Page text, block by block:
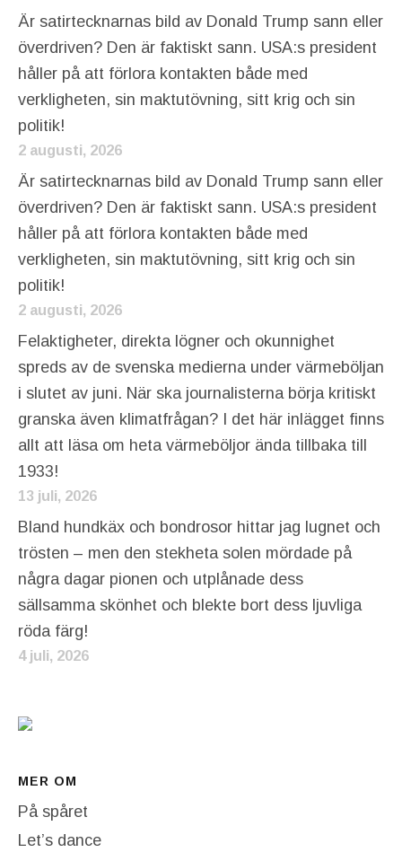
Är satirtecknarnas bild av Donald Trump sann eller
överdriven? Den är faktiskt sann. USA:s president
håller på att förlora kontakten både med
verkligheten, sin maktutövning, sitt krig och sin
politik!
2 augusti, 2026
Är satirtecknarnas bild av Donald Trump sann eller
överdriven? Den är faktiskt sann. USA:s president
håller på att förlora kontakten både med
verkligheten, sin maktutövning, sitt krig och sin
politik!
2 augusti, 2026
Felaktigheter, direkta lögner och okunnighet
spreds av de svenska medierna under värmeböljan
i slutet av juni. När ska journalisterna börja kritiskt
granska även klimatfrågan? I det här inlägget finns
allt att läsa om heta värmeböljor ända tillbaka till
1933!
13 juli, 2026
Bland hundkäx och bondrosor hittar jag lugnet och
trösten – men den stekheta solen mördade på
några dagar pionen och utplånade dess
sällsamma skönhet och blekte bort dess ljuvliga
röda färg!
4 juli, 2026
MER OM
På spåret
Let’s dance